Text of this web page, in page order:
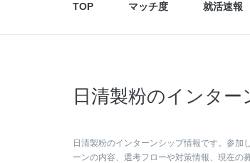
TOP マッチ度 就活速報
日清製粉のインタ
日清製粉のインターンシップ情報です。参
ーンの内容、選考フローや対策情報、現在の